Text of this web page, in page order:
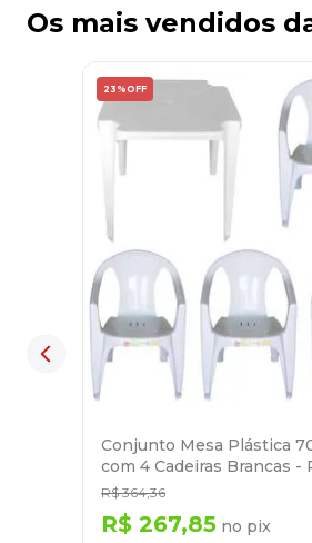
Os mais vendidos
23% OFF
Conjunto Mesa Plástica
com 4 Cadeiras Brancas -
R$ 364,36
R$ 267,85 no pix